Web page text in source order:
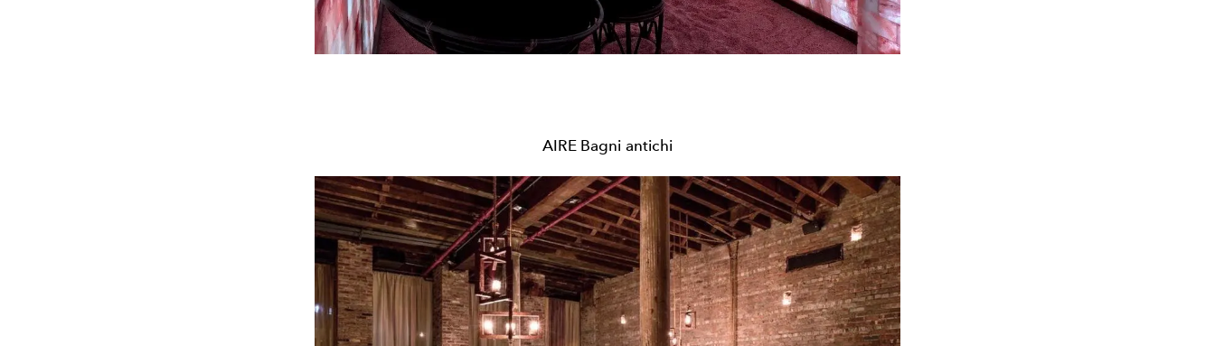
AIRE Bagni antichi